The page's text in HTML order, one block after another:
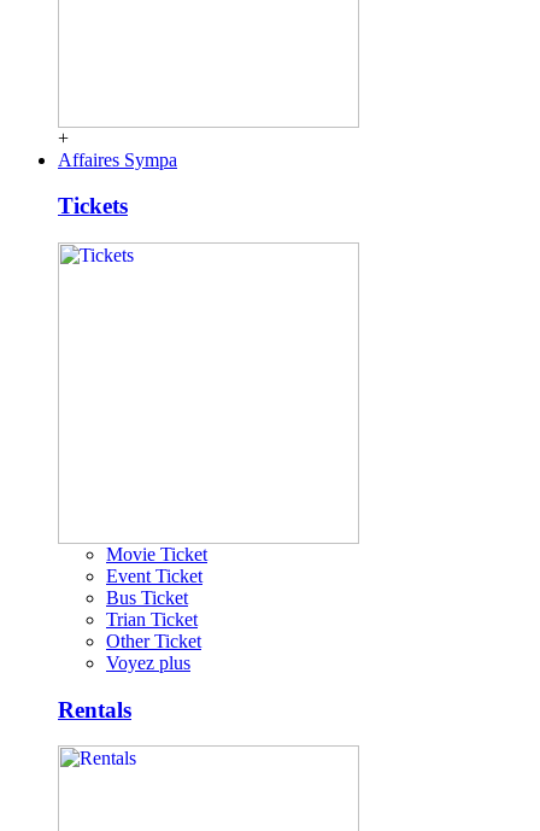
+
Affaires Sympa
Tickets
Movie Ticket
Event Ticket
Bus Ticket
Trian Ticket
Other Ticket
Voyez plus
Rentals